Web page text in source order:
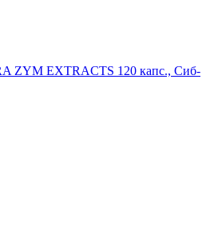
ZYM EXTRACTS 120 капс., Сиб-